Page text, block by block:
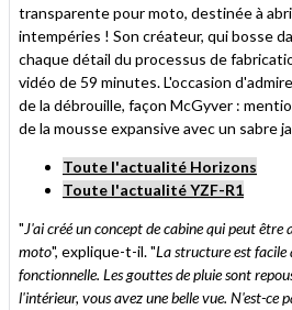
transparente pour moto, destinée à
intempéries ! Son créateur, qui bosse
chaque détail du processus de
vidéo de 59 minutes. L'occasion
de la débrouille, façon McGyver :
de la mousse expansive avec un sabre
Toute l'actualité Horizons
Toute l'actualité YZF-R1
"J'ai créé un concept de cabine qui peut
moto", explique-t-il. "La structure est
fonctionnelle. Les gouttes de pluie sont
l'intérieur, vous avez une belle vue. N'est-ce